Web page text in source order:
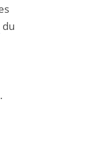
du